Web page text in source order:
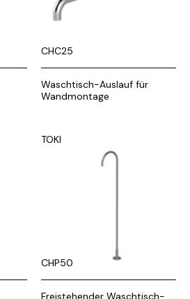
CHC25
Waschtisch-Auslauf für
Wandmontage
TOKI
CHP50